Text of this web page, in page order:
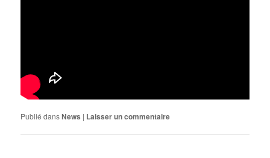
Publié dansNews | Laisser un commentaire